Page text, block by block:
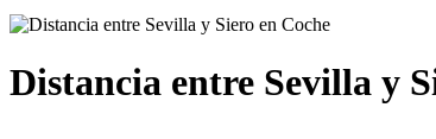
Distancia entre Sevilla y